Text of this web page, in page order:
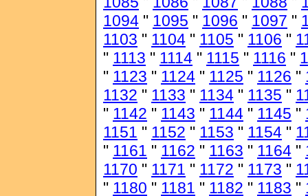
1094 " 1095 " 1096 " 1097 "
1103 " 1104 " 1105 " 1106 "
" 1113 " 1114 " 1115 " 1116 "
" 1123 " 1124 " 1125 " 1126 "
1132 " 1133 " 1134 " 1135 "
" 1142 " 1143 " 1144 " 1145 "
1151 " 1152 " 1153 " 1154 "
" 1161 " 1162 " 1163 " 1164 "
1170 " 1171 " 1172 " 1173 "
" 1180 " 1181 " 1182 " 1183 "